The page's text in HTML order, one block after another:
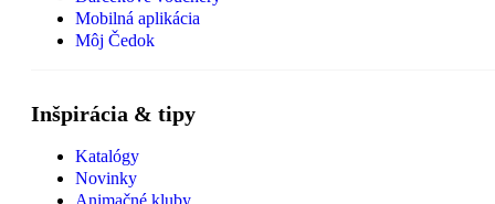
Mobilná aplikácia
Môj Čedok
Inšpirácia & tipy
Katalógy
Novinky
Animačné kluby